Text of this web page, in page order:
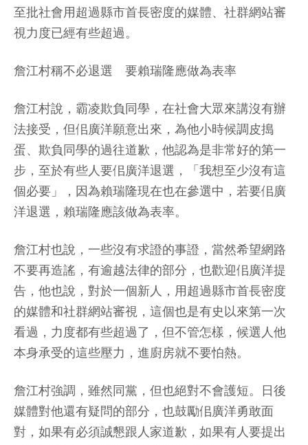
至批社會用超過縣市首長密度的媒體、社群網站審
視力度已經有些超過。
詹江村稱不必退選 要賴瑞隆應做為表率
詹江村說，霸凌欺負同學，在社會大眾來講沒有辦
法接受，但佀廣洋願意出來，為他小時候調皮搗
蛋、欺負同學的過往道歉，他認為是非常好的第一
步，至於有些人要佀廣洋退選，「我想至少沒有這
個必要」，因為賴瑞隆現在也在參選中，若要佀廣
洋退選，賴瑞隆應該做為表率。
詹江村也說，一些沒有求證的事證，當然希望網路
不要再造謠，有逾越法律的部分，也歡迎佀廣洋提
告，他也說，對於一個新人，用超過縣市首長密度
的媒體和社群網站審視，這個也是有史以來第一次
看過，力度都有些超過了，但不管怎樣，候選人他
本身承受的這些壓力，進廚房就不要怕熱。
詹江村強調，雖然同黨，但也絕對不會護短。日後
媒體對他還有疑問的部分，也鼓勵佀廣洋勇敢面
對，如果有必須誠懇跟人家道歉，如果有人要提出